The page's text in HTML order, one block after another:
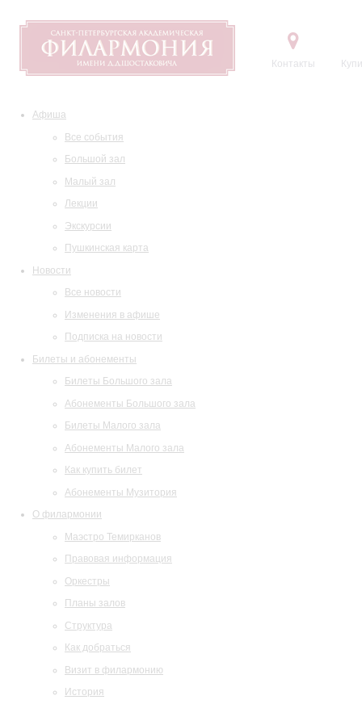
Контакты
Афиша
Все события
Большой зал
Малый зал
Лекции
Экскурсии
Пушкинская карта
Новости
Все новости
Изменения в афише
Подписка на новости
Билеты и абонементы
Билеты Большого зала
Абонементы Большого зала
Билеты Малого зала
Абонементы Малого зала
Как купить билет
Абонементы Музитория
О филармонии
Маэстро Темирканов
Правовая информация
Оркестры
Планы залов
Структура
Как добраться
Визит в филармонию
История